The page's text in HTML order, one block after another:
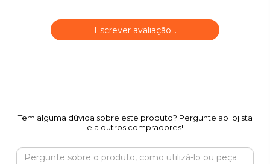
Escrever avaliação...
Tem alguma dúvida sobre este produto? Pergunte ao lojista
e a outros compradores!